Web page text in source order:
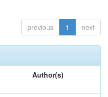
previous 1 next
Author(s)